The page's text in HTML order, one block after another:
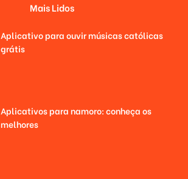
Mais Lidos
Aplicativo para ouvir músicas católicas
grátis
Aplicativos para namoro: conheça os
melhores